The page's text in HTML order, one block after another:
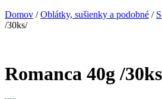
Domov /Oblátky, sušienky a podobné /
/30ks/
Romanca 40g /